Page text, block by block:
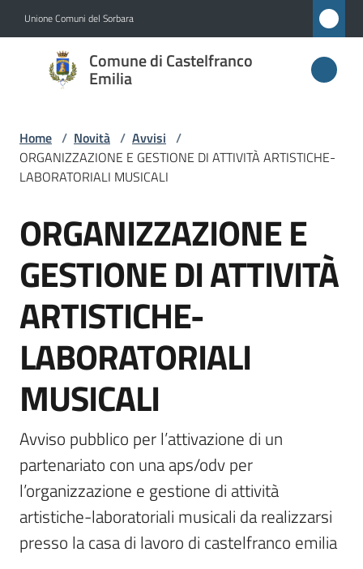
Unione Comuni del Sorbara
Comune di Castelfranco
Emilia
Comune di
Castelfranco
Amministrazione
Novità
Menu selezionato
Servizi
Vivere
Castelfranco
Emilia
Tutti
gli
argomenti...
Seguici
Home / Novità / Avvisi /
ORGANIZZAZIONE E GESTIONE DI ATTIVITÀ ARTISTICHE-
LABORATORIALI MUSICALI
Salta al contenuto
ORGANIZZAZIONE E
GESTIONE DI ATTIVITÀ
ARTISTICHE-
LABORATORIALI
MUSICALI
Avviso pubblico per l’attivazione di un
partenariato con una aps/odv per
l’organizzazione e gestione di attività
artistiche-laboratoriali musicali da realizzarsi
presso la casa di lavoro di castelfranco emilia